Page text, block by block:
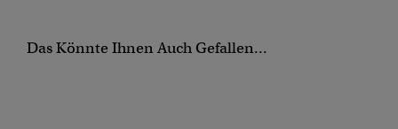
Das Könnte Ihnen Auch Gefallen...